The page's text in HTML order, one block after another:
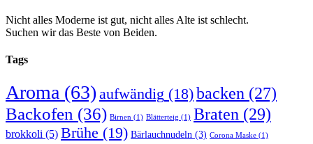
Nicht alles Moderne ist gut, nicht alles Alte ist schlecht.
Suchen wir das Beste von Beiden.
Tags
Aroma (63) aufwändig (18)backen (27)
Backofen (36) Birnen (1) Blätterteig (1) Braten (29)
brokkoli (5) Brühe (19) Bärlauchnudeln (3) Corona Maske (1)